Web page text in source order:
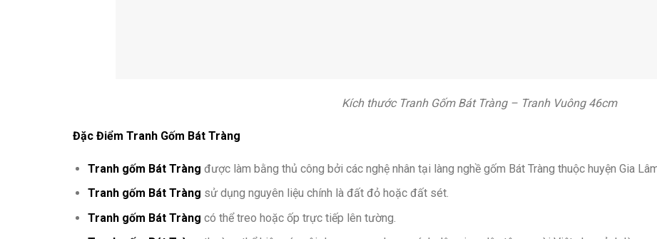
Kích thước Tranh Gốm Bát Tràng – Tranh Vuông 46cm
Đặc Điểm Tranh Gốm Bát Tràng
Tranh gốm Bát Tràng được làm bằng thủ công bởi các nghệ nhân tại làng nghề gốm Bát Tràng thuộc huyện Gia
Tranh gốm Bát Tràng sử dụng nguyên liệu chính là đất đỏ hoặc đất sét.
Tranh gốm Bát Tràng có thể treo hoặc ốp trực tiếp lên tường.